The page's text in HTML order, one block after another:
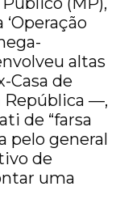
altas
Casa de
República —,
de “farsa
pelo general
de
uma